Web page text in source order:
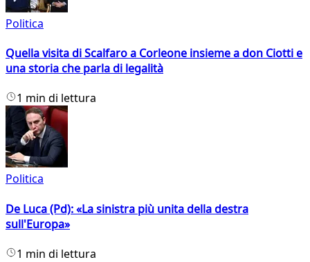
Politica
Quella visita di Scalfaro a Corleone insieme a don Ciotti e
una storia che parla di legalità
1 min di lettura
Politica
De Luca (Pd): «La sinistra più unita della destra
sull'Europa»
1 min di lettura